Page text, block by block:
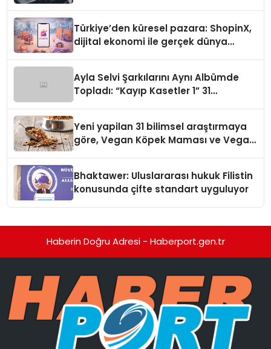
Türkiye’den küresel pazara: ShopinX,
dijital ekonomi ile gerçek dünya
Ayla Selvi Şarkılarını Aynı Albümde
Topladı: “Kayıp Kasetler 1” 31
Yeni yapilan 31 bilimsel araştırmaya
göre, Vegan Köpek Maması ve Vegan
Bhaktawer: Uluslararası hukuk Filistin
konusunda çifte standart uyguluyor
Haberin Doğru Adresi - Haberport.gen.tr